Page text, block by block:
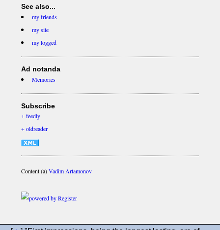
See also...
my friends
my site
my logged
Ad notanda
Memories
Subscribe
+ feedly
+ oldreader
Content (a)Vadim Artamonov